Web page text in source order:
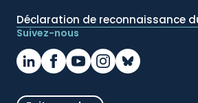
Déclaration de reconnaissance
Suivez-nous